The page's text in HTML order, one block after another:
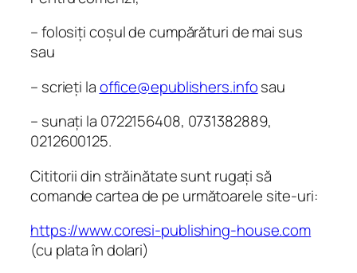
o
c
d
d
i
n
c
l
o
– folosiți coșul de cumpărături de mai sus
sau
– scrieți laoffice@epublishers.infosau
– sunați la 0722156408, 0731382889,
0212600125.
Cititorii din străinătate sunt rugați să
comande cartea de pe următoarele site-uri:
https://www.coresi-publishing-house.com
(cu plata în dolari)